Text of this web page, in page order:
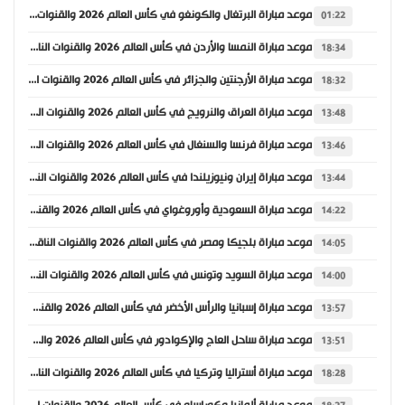
01:22 موعد مباراة البرتغال والكونغو في كأس العالم 2026 والقنوات الناقلة
18:34 موعد مباراة النمسا والأردن في كأس العالم 2026 والقنوات الناقلة
18:32 موعد مباراة الأرجنتين والجزائر في كأس العالم 2026 والقنوات الناقلة
13:48 موعد مباراة العراق والنرويج في كأس العالم 2026 والقنوات الناقلة
13:46 موعد مباراة فرنسا والسنغال في كأس العالم 2026 والقنوات الناقلة
13:44 موعد مباراة إيران ونيوزيلندا في كأس العالم 2026 والقنوات الناقلة
14:22 موعد مباراة السعودية وأوروغواي في كأس العالم 2026 والقنوات الناقلة
14:05 موعد مباراة بلجيكا ومصر في كأس العالم 2026 والقنوات الناقلة
14:00 موعد مباراة السويد وتونس في كأس العالم 2026 والقنوات الناقلة
13:57 موعد مباراة إسبانيا والرأس الأخضر في كأس العالم 2026 والقنوات الناقلة
13:51 موعد مباراة ساحل العاج والإكوادور في كأس العالم 2026 والقنوات الناقلة
18:28 موعد مباراة أستراليا وتركيا في كأس العالم 2026 والقنوات الناقلة